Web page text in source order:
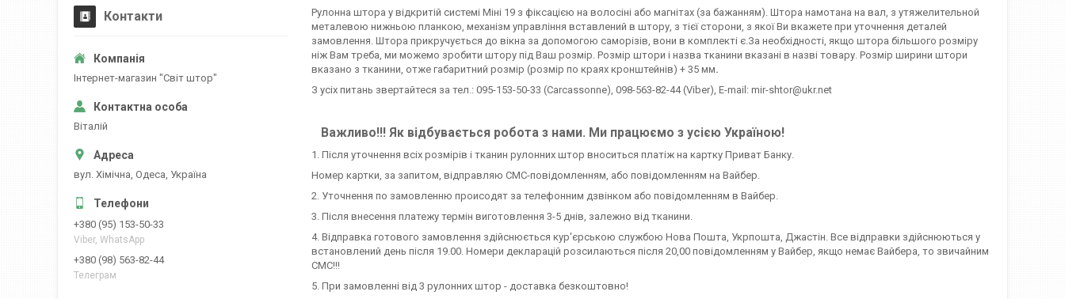
Рулонна штора у відкритій системі Міні 19 з фіксацією на волосіні або магнітах (за бажанням). Штора намотана на вал, з утяжелительной
металевою нижньою планкою, механізм управління вставлений в штору, з тієї сторони, з якої Ви вкажете при уточнення деталей
замовлення. Штора прикручується до вікна за допомогою саморізів, вони в комплекті є.За необхідності, якщо штора більшого розміру
ніж Вам треба, ми можемо зробити штору під Ваш розмір. Розмір штори і назва тканини вказані в назві товару. Розмір ширини штори
вказано з тканини, отже габаритний розмір (розмір по краях кронштейнів) + 35 мм.
З усіх питань звертайтеся за тел.: 095-153-50-33 (Carcassonne), 098-563-82-44 (Viber), E-mail: mir-shtor@ukr.net
Важливо!!! Як відбувається робота з нами. Ми працюємо з усією Україною!
1. Після уточнення всіх розмірів і тканин рулонних штор вноситься платіж на картку Приват Банку.
Номер картки, за запитом, відправляю СМС-повідомленням, або повідомленням на Вайбер.
2. Уточнення по замовленню происодят за телефонним дзвінком або повідомленням в Вайбер.
3. Після внесення платежу термін виготовлення 3-5 днів, залежно від тканини.
4. Відправка готового замовлення здійснюється кур'єрською службою Нова Пошта, Укрпошта, Джастін. Все відправки здійснюються у
встановлений день після 19.00. Номери декларацій розсилаються після 20,00 повідомленням у Вайбер, якщо немає Вайбера, то звичайним
СМС!!!
5. При замовленні від 3 рулонних штор - доставка безкоштовно!
Контакти
Iнтернет-магазин "Свiт штор"
Вiталiй
вул. Хiмiчна, Одеса, Україна
+380 (95) 153-50-33
Viber, WhatsApp
+380 (98) 563-82-44
Телеграм